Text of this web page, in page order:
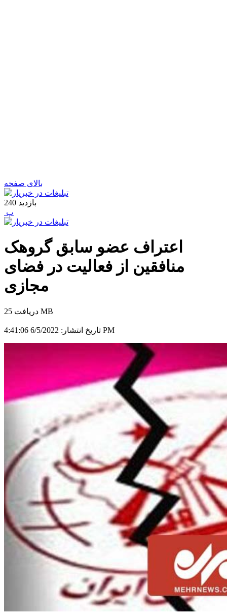
بالای صفحه
240 بازدید
‍ پ
اعتراف عضو سابق گروهک
منافقین از فعالیت در فضای
مجازی
دریافت 25 MB
تاریخ انتشار: 6/5/2022 4:41:06 PM